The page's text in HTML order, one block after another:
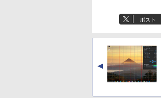
ポスト
▲